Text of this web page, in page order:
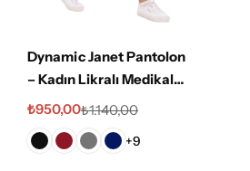
Dynamic Janet Pantolon
– Kadın Likralı Medikal
Doktor Hemşire Hastane
₺1.140,00
₺950,00
+9